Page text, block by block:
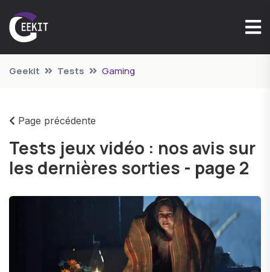
Geekit Tests Gaming
Page précédente
Tests jeux vidéo : nos avis sur
les dernières sorties - page 2